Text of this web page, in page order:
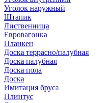
Уголок наружный
Штапик
Лиственница
Евровагонка
Планкен
Доска террасно/палубная
Доска палубная
Доска пола
Доска
Имитация бруса
Плинтус